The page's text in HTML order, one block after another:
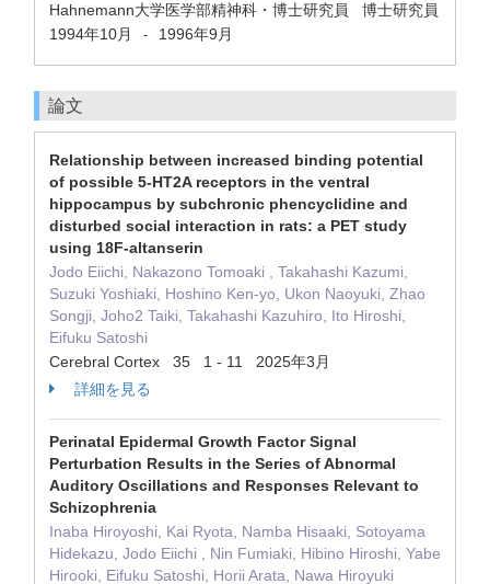
Hahnemann大学医学部精神科・博士研究員 博士研究員
1994年10月
- 1996年9月
論文
Relationship between increased binding potential
of possible 5-HT2A receptors in the ventral
hippocampus by subchronic phencyclidine and
disturbed social interaction in rats: a PET study
using 18F-altanserin
Jodo Eiichi, Nakazono Tomoaki , Takahashi Kazumi,
Suzuki Yoshiaki, Hoshino Ken-yo, Ukon Naoyuki, Zhao
Songji, Joho2 Taiki, Takahashi Kazuhiro, Ito Hiroshi,
Eifuku Satoshi
Cerebral Cortex 35 1 - 11 2025年3月
詳細を見る
Perinatal Epidermal Growth Factor Signal
Perturbation Results in the Series of Abnormal
Auditory Oscillations and Responses Relevant to
Schizophrenia
Inaba Hiroyoshi, Kai Ryota, Namba Hisaaki, Sotoyama
Hidekazu, Jodo Eiichi , Nin Fumiaki, Hibino Hiroshi, Yabe
Hirooki, Eifuku Satoshi, Horii Arata, Nawa Hiroyuki